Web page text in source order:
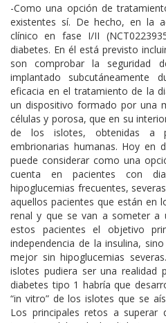
-Como una opción de
existentes sí. De hecho, en la
clínico en fase I/II
diabetes. En él está previsto
son comprobar la seguridad
implantado
eficacia en el tratamiento de la
un dispositivo formado por una
células y porosa, que en su
de los islotes, obtenidas a
embrionarias humanas. Hoy en
puede considerar como una
cuenta en pacientes con
hipoglucemias frecuentes,
aquellos pacientes que están en
renal y que se van a someter a
estos pacientes el objetivo
independencia de la insulina,
mejor sin hipoglucemias
islotes pudiera ser una realidad
diabetes tipo 1 habría que
“in vitro” de los islotes que se
Los principales retos a superar